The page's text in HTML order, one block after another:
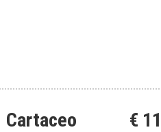
Cartaceo €